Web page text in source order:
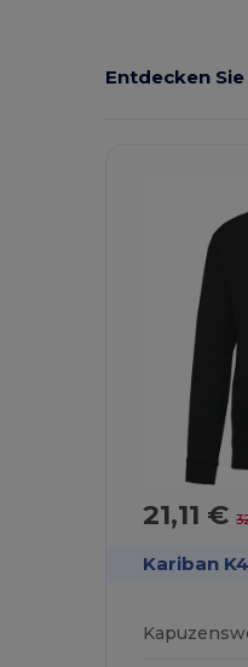
Entdecken
21,11 €
Kariban